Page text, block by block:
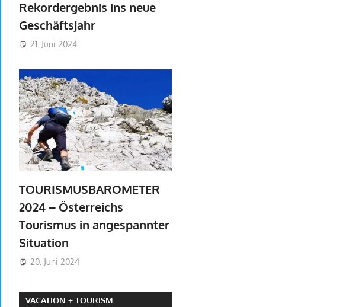
Rekordergebnis ins neue
Geschäftsjahr
21. Juni 2024
TOURISMUSBAROMETER
2024 – Österreichs
Tourismus in angespannter
Situation
20. Juni 2024
VACATION + TOURISM